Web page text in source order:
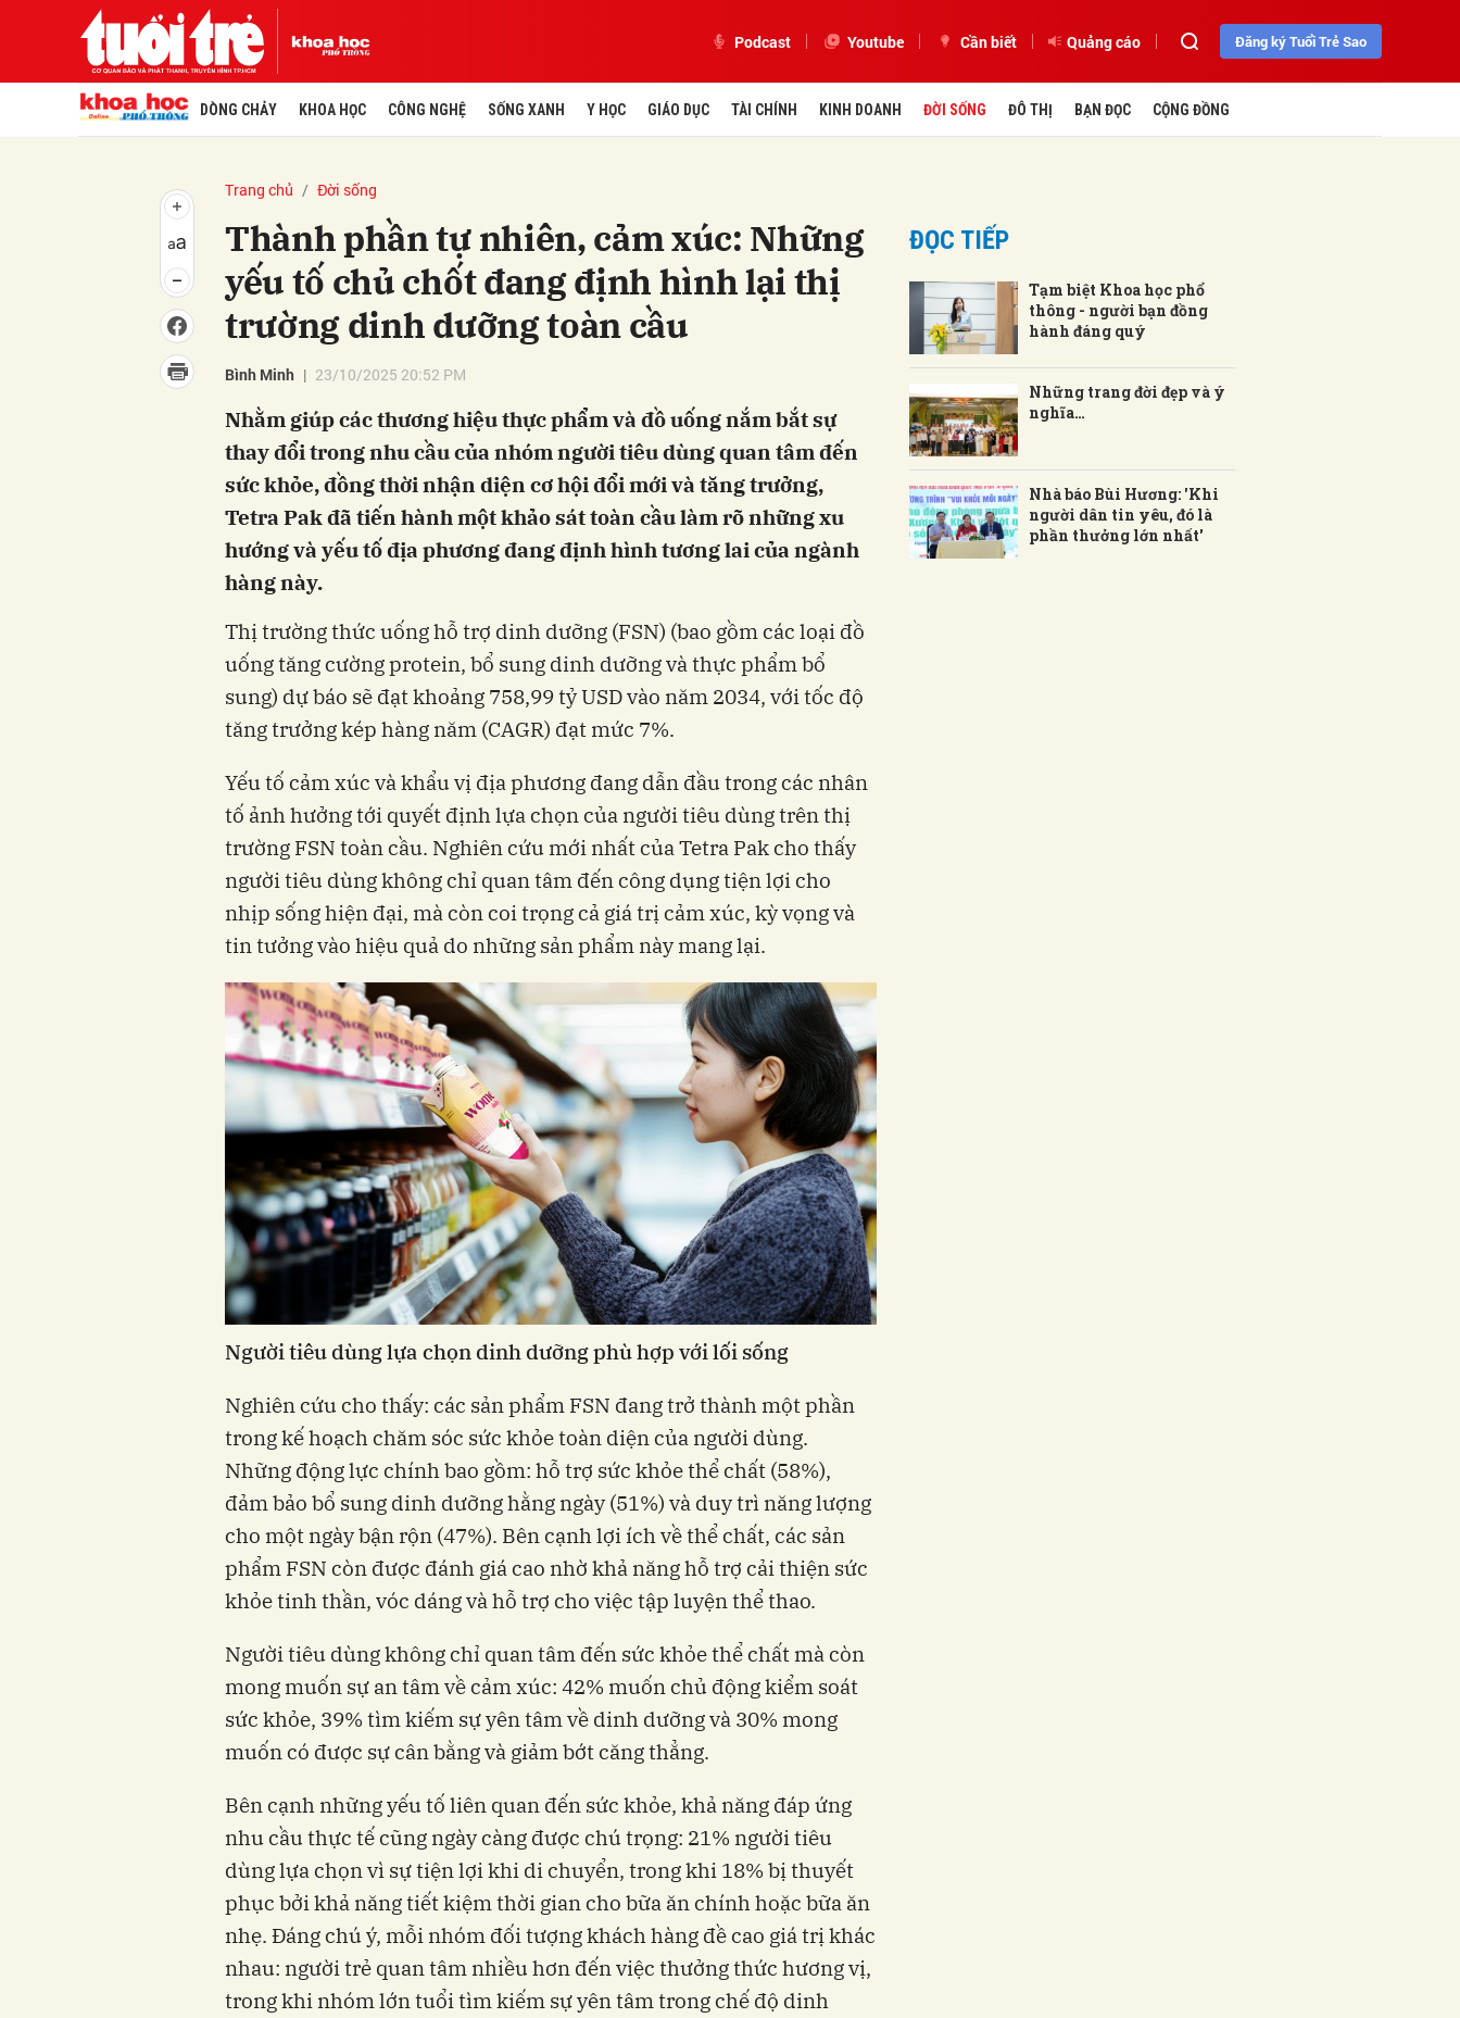
Podcast Youtube Cần biết Quảng cáo Đăng ký Tuổi Trẻ Sao
DÒNG CHẢY KHOA HỌC CÔNG NGHỆ SỐNG XANH Y HỌC GIÁO DỤC TÀI CHÍNH KINH DOANH ĐỜI SỐNG ĐÔ THỊ BẠN ĐỌC CỘNG ĐỒNG
Trang chủ Đời sống
Thành phần tự nhiên, cảm xúc: Những
yếu tố chủ chốt đang định hình lại thị
trường dinh dưỡng toàn cầu
Bình Minh 23/10/2025 20:52 PM
Nhằm giúp các thương hiệu thực phẩm và đồ uống nắm bắt sự
thay đổi trong nhu cầu của nhóm người tiêu dùng quan tâm đến
sức khỏe, đồng thời nhận diện cơ hội đổi mới và tăng trưởng,
Tetra Pak đã tiến hành một khảo sát toàn cầu làm rõ những xu
hướng và yếu tố địa phương đang định hình tương lai của ngành
hàng này.
Thị trường thức uống hỗ trợ dinh dưỡng (FSN) (bao gồm các loại đồ
uống tăng cường protein, bổ sung dinh dưỡng và thực phẩm bổ
sung) dự báo sẽ đạt khoảng 758,99 tỷ USD vào năm 2034, với tốc độ
tăng trưởng kép hàng năm (CAGR) đạt mức 7%.
Yếu tố cảm xúc và khẩu vị địa phương đang dẫn đầu trong các nhân
tố ảnh hưởng tới quyết định lựa chọn của người tiêu dùng trên thị
trường FSN toàn cầu. Nghiên cứu mới nhất của Tetra Pak cho thấy
người tiêu dùng không chỉ quan tâm đến công dụng tiện lợi cho
nhịp sống hiện đại, mà còn coi trọng cả giá trị cảm xúc, kỳ vọng và
tin tưởng vào hiệu quả do những sản phẩm này mang lại.
Người tiêu dùng lựa chọn dinh dưỡng phù hợp với lối sống
Nghiên cứu cho thấy: các sản phẩm FSN đang trở thành một phần
trong kế hoạch chăm sóc sức khỏe toàn diện của người dùng.
Những động lực chính bao gồm: hỗ trợ sức khỏe thể chất (58%),
đảm bảo bổ sung dinh dưỡng hằng ngày (51%) và duy trì năng lượng
cho một ngày bận rộn (47%). Bên cạnh lợi ích về thể chất, các sản
phẩm FSN còn được đánh giá cao nhờ khả năng hỗ trợ cải thiện sức
khỏe tinh thần, vóc dáng và hỗ trợ cho việc tập luyện thể thao.
Người tiêu dùng không chỉ quan tâm đến sức khỏe thể chất mà còn
mong muốn sự an tâm về cảm xúc: 42% muốn chủ động kiểm soát
sức khỏe, 39% tìm kiếm sự yên tâm về dinh dưỡng và 30% mong
muốn có được sự cân bằng và giảm bớt căng thẳng.
Bên cạnh những yếu tố liên quan đến sức khỏe, khả năng đáp ứng
nhu cầu thực tế cũng ngày càng được chú trọng: 21% người tiêu
dùng lựa chọn vì sự tiện lợi khi di chuyển, trong khi 18% bị thuyết
phục bởi khả năng tiết kiệm thời gian cho bữa ăn chính hoặc bữa ăn
nhẹ. Đáng chú ý, mỗi nhóm đối tượng khách hàng đề cao giá trị khác
nhau: người trẻ quan tâm nhiều hơn đến việc thưởng thức hương vị,
trong khi nhóm lớn tuổi tìm kiếm sự yên tâm trong chế độ dinh
ĐỌC TIẾP
Tạm biệt Khoa học phổ
thông - người bạn đồng
hành đáng quý
Những trang đời đẹp và ý
nghĩa…
Nhà báo Bùi Hương: 'Khi
người dân tin yêu, đó là
phần thưởng lớn nhất'